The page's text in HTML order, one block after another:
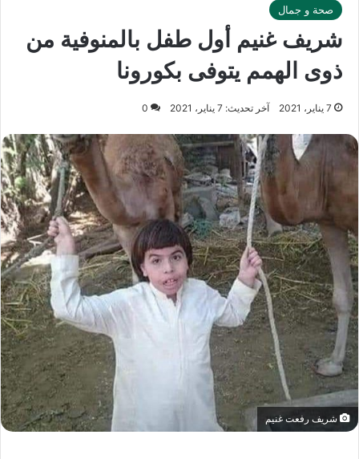
صحة و جمال
شريف غنيم أول طفل بالمنوفية من
ذوى الهمم يتوفى بكورونا
7 يناير، 2021 آخر تحديث: 7 يناير، 2021 0
شريف رفعت غنيم